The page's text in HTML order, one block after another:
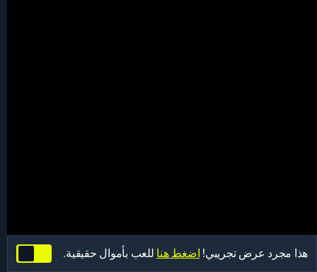
هذا مجرد عرض تجريبي! اضغط هنا للعب بأموال حقيقية.